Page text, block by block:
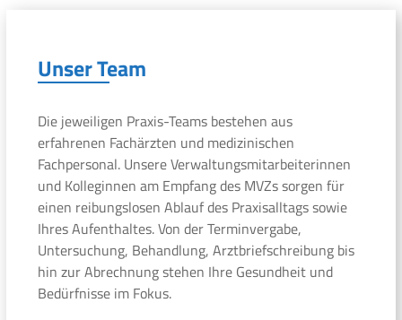
Unser Team
Die jeweiligen Praxis-Teams bestehen aus
erfahrenen Fachärzten und medizinischen
Fachpersonal. Unsere Verwaltungsmitarbeiterinnen
und Kolleginnen am Empfang des MVZs sorgen für
einen reibungslosen Ablauf des Praxisalltags sowie
Ihres Aufenthaltes. Von der Terminvergabe,
Untersuchung, Behandlung, Arztbriefschreibung bis
hin zur Abrechnung stehen Ihre Gesundheit und
Bedürfnisse im Fokus.